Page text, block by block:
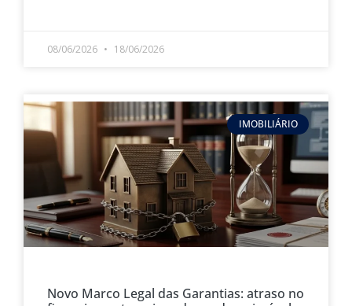
08/06/2026 18/06/2026
IMOBILIÁRIO
Novo Marco Legal das Garantias: atraso no